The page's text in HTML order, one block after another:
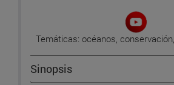
Temáticas: océanos,
Sinopsis